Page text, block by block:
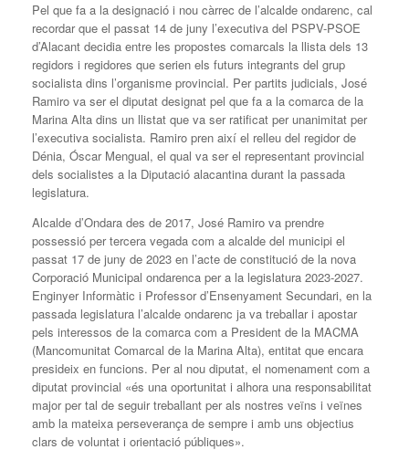
Pel que fa a la designació i nou càrrec de l’alcalde ondarenc, cal
recordar que el passat 14 de juny l’executiva del PSPV-PSOE
d’Alacant decidia entre les propostes comarcals la llista dels 13
regidors i regidores que serien els futurs integrants del grup
socialista dins l’organisme provincial. Per partits judicials, José
Ramiro va ser el diputat designat pel que fa a la comarca de la
Marina Alta dins un llistat que va ser ratificat per unanimitat per
l’executiva socialista. Ramiro pren així el relleu del regidor de
Dénia, Óscar Mengual, el qual va ser el representant provincial
dels socialistes a la Diputació alacantina durant la passada
legislatura.
Alcalde d’Ondara des de 2017, José Ramiro va prendre
possessió per tercera vegada com a alcalde del municipi el
passat 17 de juny de 2023 en l’acte de constitució de la nova
Corporació Municipal ondarenca per a la legislatura 2023-2027.
Enginyer Informàtic i Professor d’Ensenyament Secundari, en la
passada legislatura l’alcalde ondarenc ja va treballar i apostar
pels interessos de la comarca com a President de la MACMA
(Mancomunitat Comarcal de la Marina Alta), entitat que encara
presideix en funcions. Per al nou diputat, el nomenament com a
diputat provincial «és una oportunitat i alhora una responsabilitat
major per tal de seguir treballant per als nostres veïns i veïnes
amb la mateixa perseverança de sempre i amb uns objectius
clars de voluntat i orientació públiques».